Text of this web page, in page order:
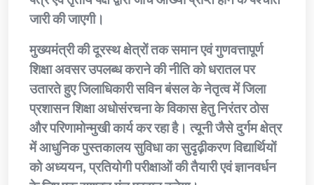
जारी की जाएगी।
मुख्यमंत्री की दूरस्थ क्षेत्रों तक समान एवं गुणवत्तापूर्ण
शिक्षा अवसर उपलब्ध कराने की नीति को धरातल पर
उतारते हुए जिलाधिकारी सविन बंसल के नेतृत्व में जिला
प्रशासन शिक्षा अधोसंरचना के विकास हेतु निरंतर ठोस
और परिणामोन्मुखी कार्य कर रहा है। त्यूनी जैसे दुर्गम क्षेत्र
में आधुनिक पुस्तकालय सुविधा का सुदृढ़ीकरण विद्यार्थियों
को अध्ययन, प्रतियोगी परीक्षाओं की तैयारी एवं ज्ञानवर्धन